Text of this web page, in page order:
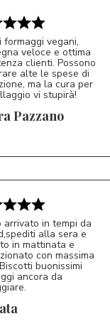
5/5
formaggi vegani,
veloce e ottima
clienti. Possono
alte le spese di
ma la cura per
vi stupirà!
Pazzano
arrivato in tempi da
alla sera e
in mattinata e
con massima
buonissimi
ancora da